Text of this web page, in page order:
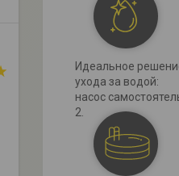
Идеальное
ухода за водой:
насос